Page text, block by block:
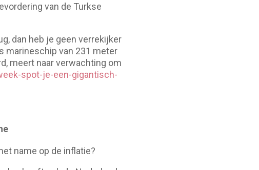
van de Turkse
dan heb je geen verrekijker
marineschip van 231 meter
meert naar verwachting om
spot-je-een-gigantisch-
name op de inflatie?